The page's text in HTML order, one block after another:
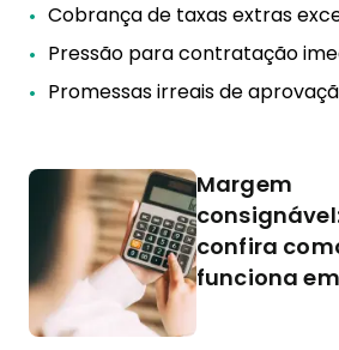
Cobrança de taxas extras
Pressão para contratação
Promessas irreais de
Margem
confira
funciona